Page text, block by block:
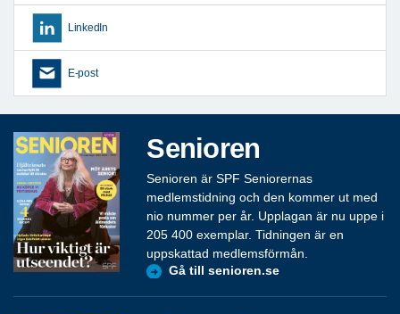
LinkedIn
E-post
Senioren
Senioren är SPF Seniorernas
medlemstidning och den kommer ut med
nio nummer per år. Upplagan är nu uppe i
205 400 exemplar. Tidningen är en
uppskattad medlemsförmån.
Gå till senioren.se